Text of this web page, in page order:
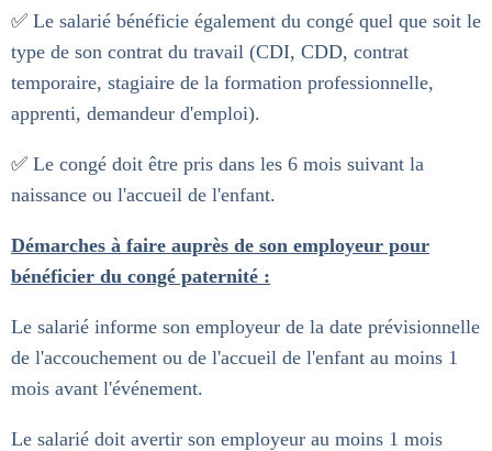
✅ Le salarié bénéficie également du congé quel que soit le
type de son contrat du travail (CDI, CDD, contrat
temporaire, stagiaire de la formation professionnelle,
apprenti, demandeur d'emploi).
✅ Le congé doit être pris dans les 6 mois suivant la
naissance ou l'accueil de l'enfant.
Démarches à faire auprès de son employeur pour
bénéficier du congé paternité :
Le salarié informe son employeur de la date prévisionnelle
de l'accouchement ou de l'accueil de l'enfant au moins 1
mois avant l'événement.
Le salarié doit avertir son employeur au moins 1 mois